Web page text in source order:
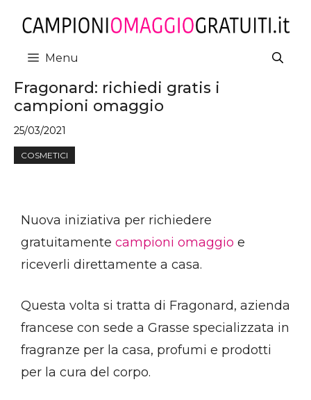
contenuto
Menu
Fragonard: richiedi gratis i
campioni omaggio
25/03/2021
COSMETICI
Nuova iniziativa per richiedere
gratuitamente campioni omaggio e
riceverli direttamente a casa.
Questa volta si tratta di Fragonard, azienda
francese con sede a Grasse specializzata in
fragranze per la casa, profumi e prodotti
per la cura del corpo.